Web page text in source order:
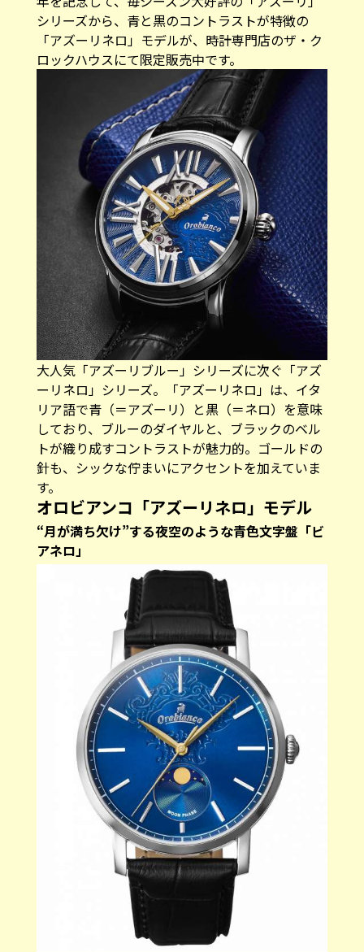
シリーズから、青と黒のコントラストが特徴の
「アズーリネロ」モデルが、時計専門店のザ・ク
ロックハウスにて限定販売中です。
大人気「アズーリブルー」シリーズに次ぐ「アズ
ーリネロ」シリーズ。「アズーリネロ」は、イタ
リア語で青（＝アズーリ）と黒（＝ネロ）を意味
しており、ブルーのダイヤルと、ブラックのベル
トが織り成すコントラストが魅力的。ゴールドの
針も、シックな佇まいにアクセントを加えていま
す。
オロビアンコ「アズーリネロ」モデル
“月が満ち欠け”する夜空のような青色文字盤「ビ
アネロ」